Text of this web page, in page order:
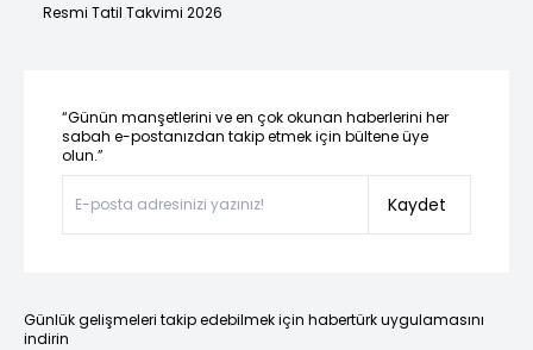
Resmi Tatil Takvimi 2026
“Günün manşetlerini ve en çok okunan haberlerini her
sabah e-postanızdan takip etmek için bültene üye
olun.”
Kaydet
Günlük gelişmeleri takip edebilmek için habertürk uygulamasını
indirin